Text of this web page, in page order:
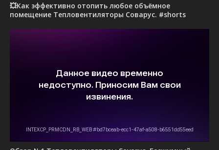
💥Как эффективно отопить любое объёмное
помещение Тепловентиляторы Соварус. #shorts